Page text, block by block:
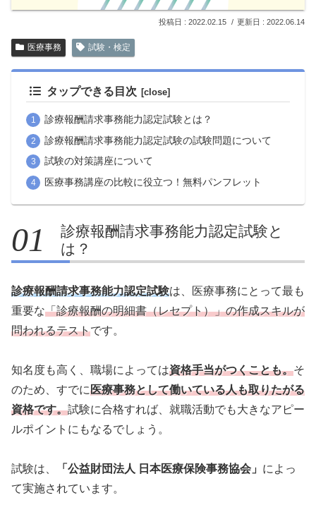
2022.02.15 2022.06.14
医療事務 試験・検定
タップできる目次
診療報酬請求事務能力認定試験とは？
診療報酬請求事務能力認定試験の試験問題について
試験の対策講座について
医療事務講座の比較に役立つ！無料パンフレット
診療報酬請求事務能力認定試験と
は？
診療報酬請求事務能力認定試験は、医療事務にとって最も
重要な「診療報酬の明細書（レセプト）」の作成スキルが
問われるテストです。
知名度も高く、職場によっては資格手当がつくことも。そ
のため、すでに医療事務として働いている人も取りたがる
資格です。試験に合格すれば、就職活動でも大きなアピー
ルポイントにもなるでしょう。
試験は、 「公益財団法人 日本医療保険事務協会」 によっ
て実施されています。